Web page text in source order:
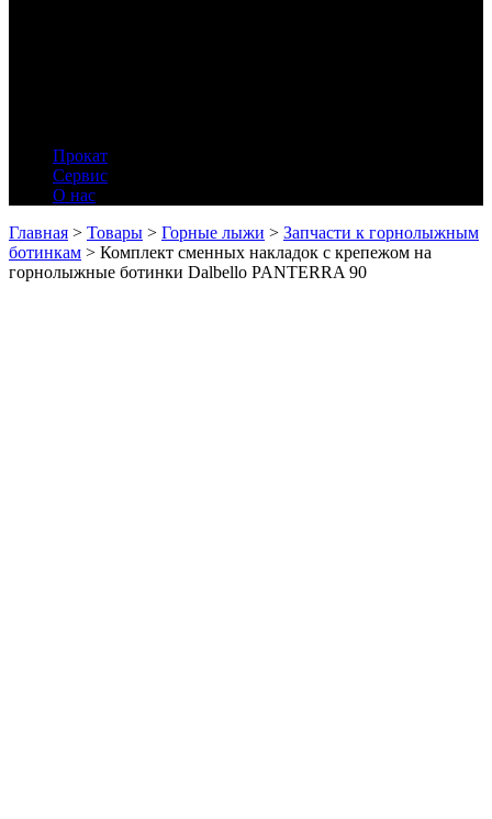
Прокат
Сервис
О нас
Главная > Товары > Горные лыжи > Запчасти к горнолыжным
ботинкам > Комплект сменных накладок с крепежом на
горнолыжные ботинки Dalbello PANTERRA 90